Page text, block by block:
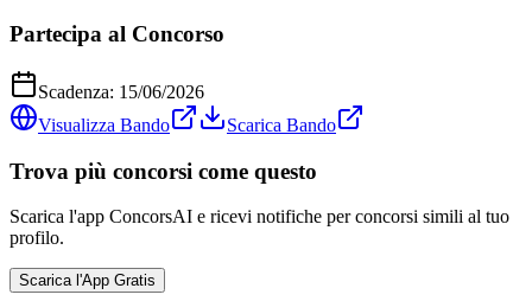
Partecipa al Concorso
Scadenza: 15/06/2026
Visualizza Bando
Scarica Bando
Trova più concorsi come questo
Scarica l'app ConcorsAI e ricevi notifiche per concorsi simili al tuo
profilo.
Scarica l'App Gratis